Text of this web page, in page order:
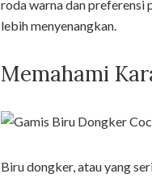
roda warna dan preferensi
lebih menyenangkan.
Memahami
Biru dongker, atau yang